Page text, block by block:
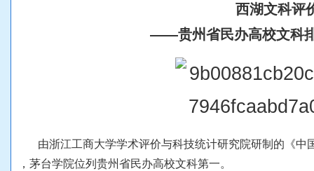
西湖文科评
——贵州省民办高校文科
由浙江工商大学学术评价与科技统计研究院研制 的 《中
， 茅台学院位列 贵州省民办高校文科第一。